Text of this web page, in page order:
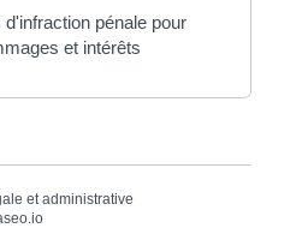
pénale pour
et intérêts
et administrative